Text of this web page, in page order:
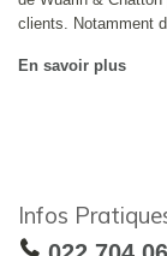
clients. Notamment
En savoir plus
Infos